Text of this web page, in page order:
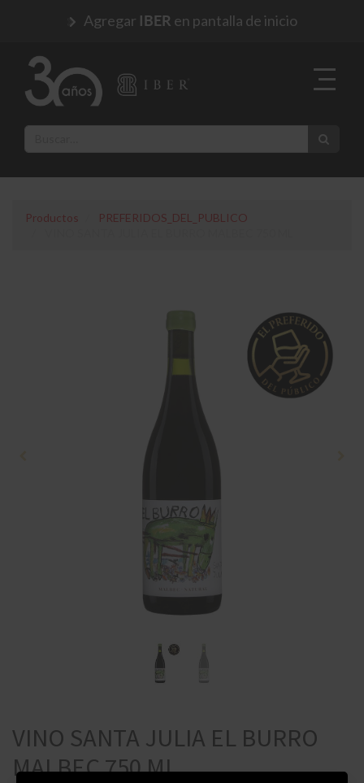
Agregar IBER en pantalla de inicio
Productos
PREFERIDOS_DEL_PUBLICO
VINO SANTA JULIA EL BURRO
MALBEC 750 ML